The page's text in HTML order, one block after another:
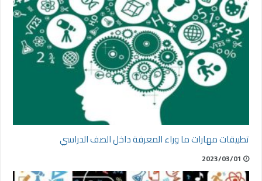
تطبيقات مهارات ما وراء المعرفة داخل الصف الدراسي
2023/03/01